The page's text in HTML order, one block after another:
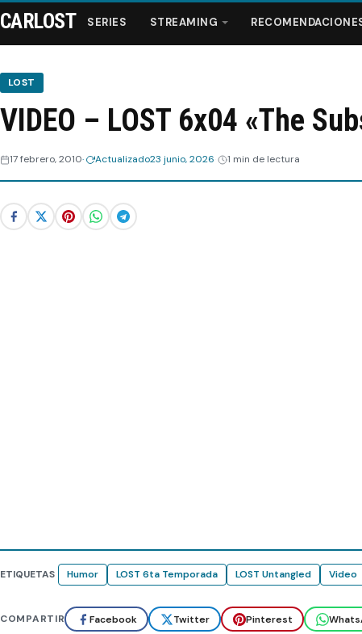
Series
Streaming
Recomendaciones
CARLOST SERIES STREAMING
LOST
VIDEO – LOST 6x04 «The
17 febrero, 2010 Actualizado23 junio, 2026 1 min de lectura
ETIQUETAS Humor LOST 6ta Temporada LOST Untangled Video
COMPARTIR Facebook Twitter Pinterest